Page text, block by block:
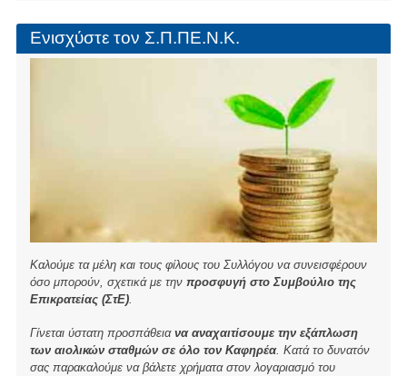
o
o
Ενισχύστε τον Σ.Π.ΠΕ.Ν.Κ.
Καλούμε τα μέλη και τους φίλους του Συλλόγου να συνεισφέρουν
όσο μπορούν, σχετικά με την προσφυγή στο Συμβούλιο της
Επικρατείας (ΣτΕ).
Γίνεται ύστατη προσπάθεια να αναχαιτίσουμε την εξάπλωση
των αιολικών σταθμών σε όλο τον Καφηρέα. Κατά το δυνατόν
σας παρακαλούμε να βάλετε χρήματα στον λογαριασμό του